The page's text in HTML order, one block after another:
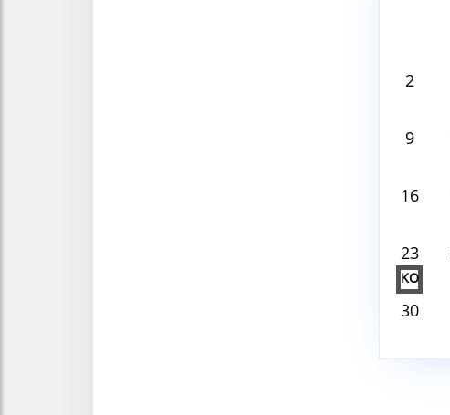
2
9
16
23
KO
30